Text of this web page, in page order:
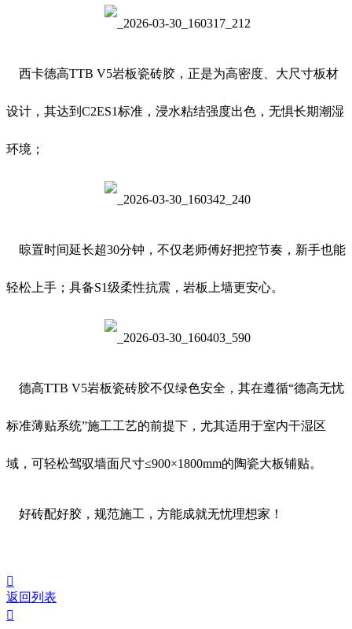
西卡德高TTB V5岩板瓷砖胶，正是为高密度、大尺寸板材
设计，其达到C2ES1标准，浸水粘结强度出色，无惧长期潮湿
环境；
晾置时间延长超30分钟，不仅老师傅好把控节奏，新手也能
轻松上手；具备S1级柔性抗震，岩板上墙更安心。
德高TTB V5岩板瓷砖胶不仅绿色安全，其在遵循“德高无忧
标准薄贴系统”施工工艺的前提下，尤其适用于室内干湿区
域，可轻松驾驭墙面尺寸≤900×1800mm的陶瓷大板铺贴。
好砖配好胶，规范施工，方能成就无忧理想家！

返回列表
